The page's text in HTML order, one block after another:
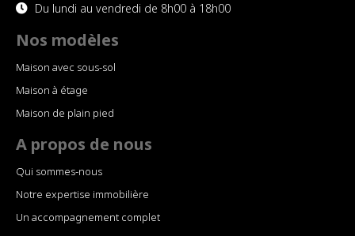
à nos
besoins.
pas ma
première
construction
étions
pointilleux
avec ma
femme.
Du lundi au vendredi de 8h00 à 18h00
Nos modèles
Maison avec sous-sol
Maison à étage
Maison de plain pied
A propos de nous
Qui sommes-nous
Notre expertise immobilière
Un accompagnement complet